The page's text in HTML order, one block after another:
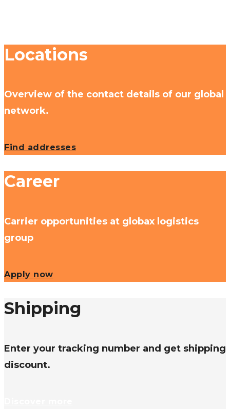
Locations
Overview of the contact details of our global
network.
Find addresses
Career
Carrier opportunities at globax logistics
group
Apply now
Shipping
Enter your tracking number and get shipping
discount.